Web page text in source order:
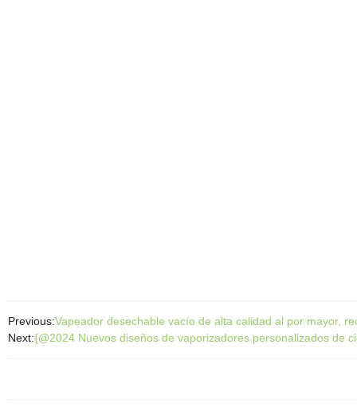
Previous:Vapeador desechable vacío de alta calidad al por mayor,
Next:{@2024 Nuevos diseños de vaporizadores personalizados de